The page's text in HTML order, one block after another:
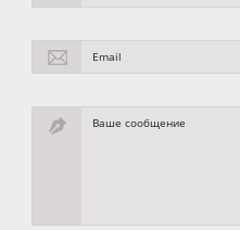
Email
Ваше сообщение